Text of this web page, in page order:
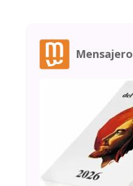
Mensajero